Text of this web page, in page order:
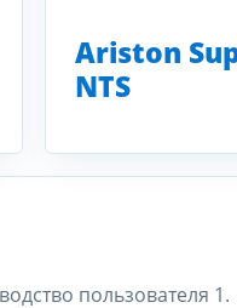
Ariston
NTS
пользователя 1.